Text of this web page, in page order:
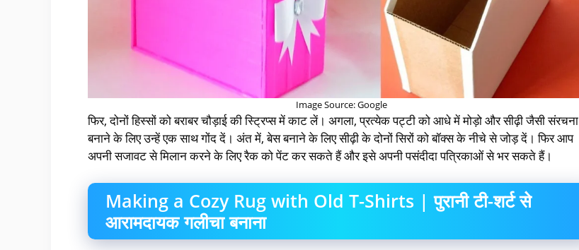
Image Source: Google
फिर, दोनों हिस्सों को बराबर चौड़ाई की स्ट्रिप्स में काट लें। अगला, प्रत्येक पट्टी को आधे में मोड़ो और सीढ़ी जैसी संरचना
बनाने के लिए उन्हें एक साथ गोंद दें। अंत में, बेस बनाने के लिए सीढ़ी के दोनों सिरों को बॉक्स के नीचे से जोड़ दें। फिर आप
अपनी सजावट से मिलान करने के लिए रैक को पेंट कर सकते हैं और इसे अपनी पसंदीदा पत्रिकाओं से भर सकते हैं।
Making a Cozy Rug with Old T-Shirts | पुरानी टी-शर्ट से
आरामदायक गलीचा बनाना